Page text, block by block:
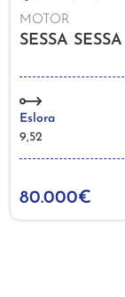
MOTOR
SESSA
Eslora
9,52
80.000€